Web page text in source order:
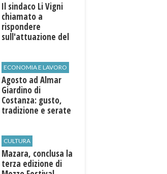
Il sindaco Li Vigni
chiamato a
rispondere
sull'attuazione del
ECONOMIA E LAVORO
Agosto ad Almar
Giardino di
Costanza: gusto,
tradizione e serate
esterni
CULTURA
​Mazara, conclusa la
terza edizione di